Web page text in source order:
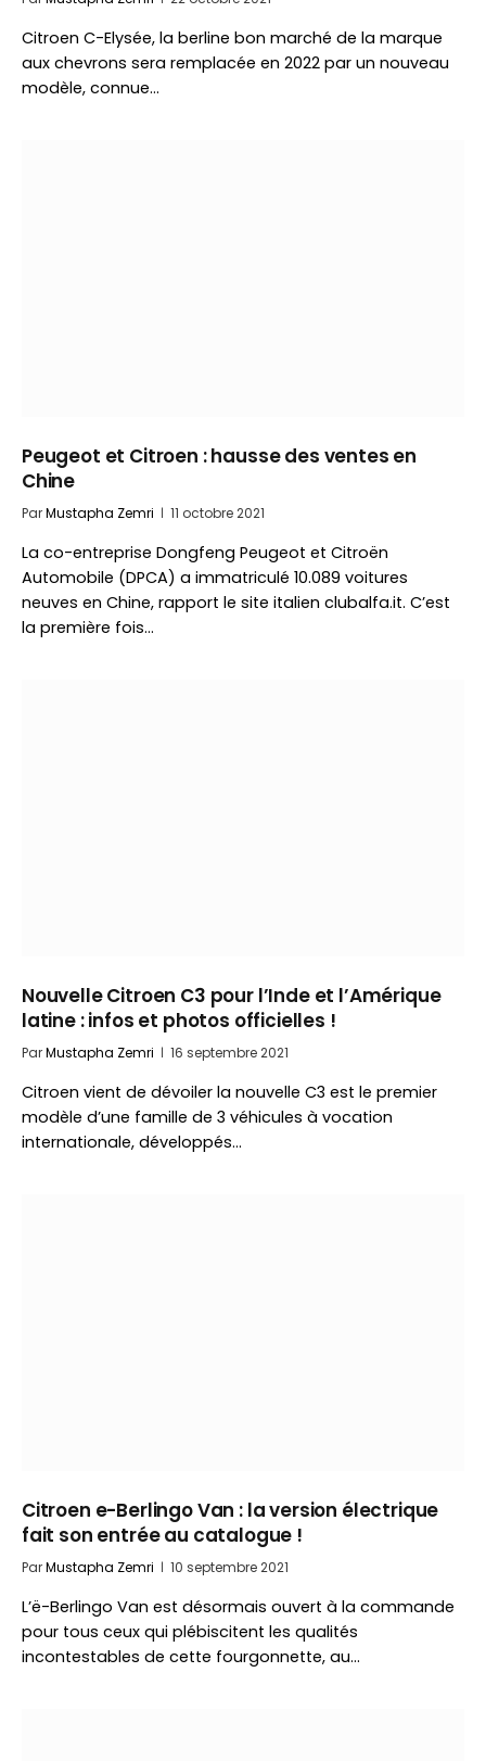
Citroen C-Elysée, la berline bon marché de la marque
aux chevrons sera remplacée en 2022 par un nouveau
modèle, connue…
Peugeot et Citroen : hausse des ventes en
Chine
ParMustapha Zemri 11 octobre 2021
La co-entreprise Dongfeng Peugeot et Citroën
Automobile (DPCA) a immatriculé 10.089 voitures
neuves en Chine, rapport le site italien clubalfa.it. C’est
la première fois…
Nouvelle Citroen C3 pour l’Inde et l’Amérique
latine : infos et photos officielles !
ParMustapha Zemri 16 septembre 2021
Citroen vient de dévoiler la nouvelle C3 est le premier
modèle d’une famille de 3 véhicules à vocation
internationale, développés…
Citroen e-Berlingo Van : la version électrique
fait son entrée au catalogue !
ParMustapha Zemri 10 septembre 2021
L’ë-Berlingo Van est désormais ouvert à la commande
pour tous ceux qui plébiscitent les qualités
incontestables de cette fourgonnette, au…